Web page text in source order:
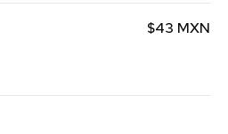
$43 MXN